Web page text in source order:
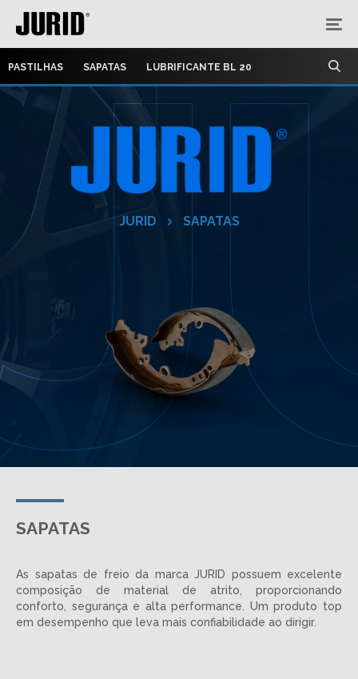
PASTILHAS SAPATAS LUBRIFICANTE BL 20
JURID SAPATAS
SAPATAS
As sapatas de freio da marca JURID possuem excelente
composição de material de atrito, proporcionando
conforto, segurança e alta performance. Um produto top
em desempenho que leva mais confiabilidade ao dirigir.